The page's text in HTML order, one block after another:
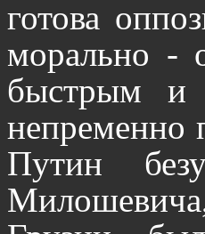
готова
морально -
быстрым и
непременно
Путин